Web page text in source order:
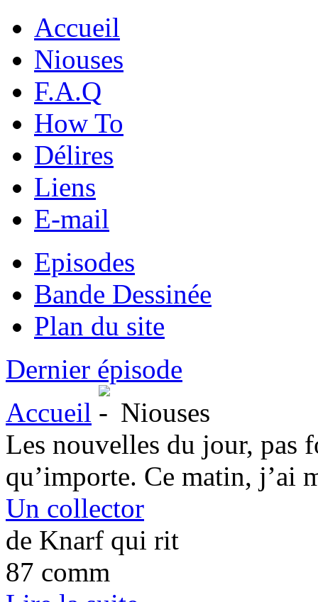
Accueil
Niouses
F.A.Q
How To
Délires
Liens
E-mail
Episodes
Bande Dessinée
Plan du site
Dernier épisode
Accueil
Niouses
Les nouvelles du jour, pas
qu’importe. Ce matin, j’ai
Un collector
de Knarf qui rit
87 comm